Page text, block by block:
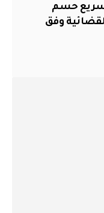
تسريع حسم
وفق